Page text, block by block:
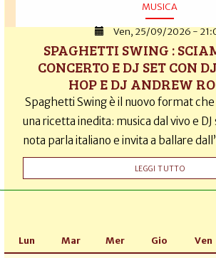
MUSICA
Ven, 25/09/2026 -
SPAGHETTI SWING :
CONCERTO E DJ SET CON
HOP E DJ ANDREW
Spaghetti Swing è il nuovo format
una ricetta inedita: musica dal vivo e DJ
nota parla italiano e invita a ballare
LEGGI TUTTO
Lun Mar Mer Gio Ven